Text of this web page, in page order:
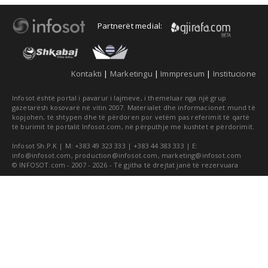
Partnerët medial:
Kontakti | Marketingu | Immpresum | Institucione
Infosot është portal i pavarur i lajmeve, i themeluar nga një grup
gazetarësh kosovarë në vitin 2007. Materialet dhe informacionet mund të
kopjohen, të shtypen dhe të përdoren por vetëm pas referimit të qartë
të burimit të portalit Infosot.com, në përputhje me kushtet e përdorimit.
Infosot Sh.P.K | M: +383 49 323 333 | +383 44 383 333 | E:
info@infosot.com , production@infosot.com , marketing@infosot.com
© INFOSOT.com - 2007 - 2026 - Të gjitha të drejtat janë të rezervuara